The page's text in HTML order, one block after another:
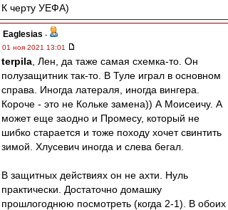
К черту УЕФА)
Eaglesias -
01 ноя 2021 13:01
terpila , Лен, да таже самая схемка-то. Он
полузащитник так-то. В Туле играл в основном
справа. Иногда латераля, иногда вингера.
Короче - это не Кольке замена)) А Моисеичу. А
может еще заодно и Промесу, который не
шибко старается и тоже походу хочет свинтить
зимой. Хлусевич иногда и слева бегал.
В защитных действиях он не ахти. Нуль
практически. Достаточно домашку
прошлогоднюю посмотреть (когда 2-1). В обоих